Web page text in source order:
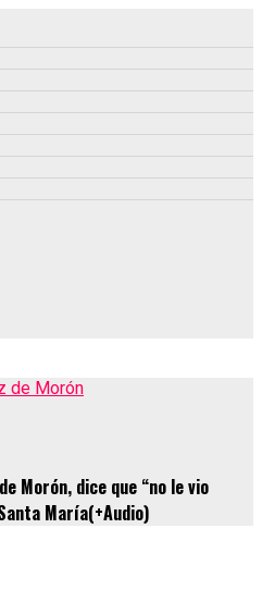
Morón, dice que “no le vio
María(+Audio)